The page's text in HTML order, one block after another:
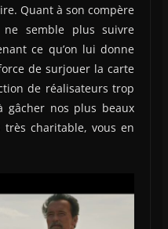
Quant à son compère
ne semble plus suivre
ce qu’on lui donne
de surjouer la carte
de réalisateurs trop
gâcher nos plus beaux
charitable, vous en